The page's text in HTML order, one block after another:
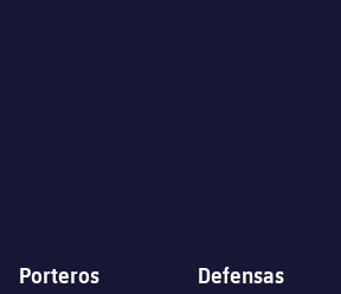
Porteros Defensas